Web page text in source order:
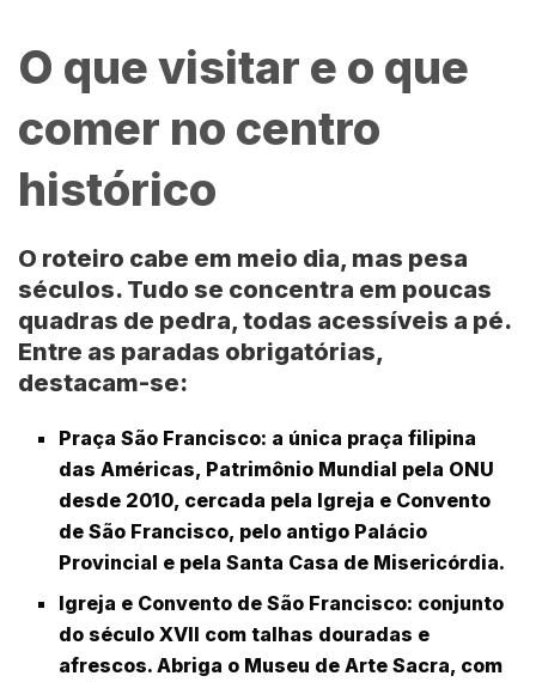
O que visitar e o que
comer no centro
histórico
O roteiro cabe em meio dia, mas pesa
séculos. Tudo se concentra em poucas
quadras de pedra, todas acessíveis a pé.
Entre as paradas obrigatórias,
destacam-se:
Praça São Francisco: a única praça filipina
das Américas, Patrimônio Mundial pela ONU
desde 2010, cercada pela Igreja e Convento
de São Francisco, pelo antigo Palácio
Provincial e pela Santa Casa de Misericórdia.
Igreja e Convento de São Francisco: conjunto
do século XVII com talhas douradas e
afrescos. Abriga o Museu de Arte Sacra, com